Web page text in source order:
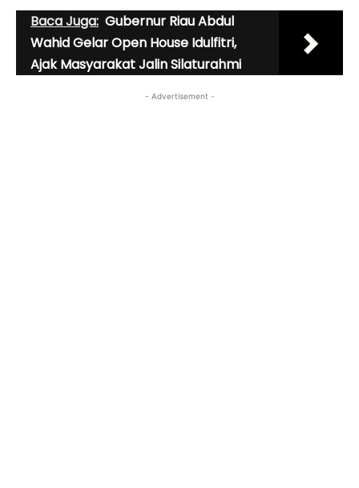
Baca Juga: Gubernur Riau Abdul
Wahid Gelar Open House Idulfitri,
Ajak Masyarakat Jalin Silaturahmi
- Advertisement -